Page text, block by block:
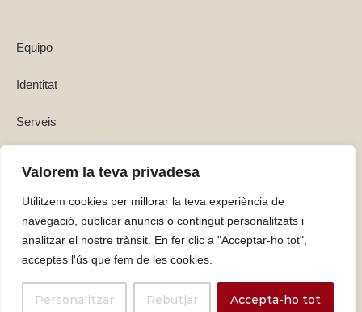
Valorem la teva privadesa
Utilitzem cookies per millorar la teva experiència de
navegació, publicar anuncis o contingut personalitzats i
analitzar el nostre trànsit. En fer clic a "Acceptar-ho tot",
acceptes l'ús que fem de les cookies.
Personalitzar Rebutjar Accepta-ho tot
Equipo
Identitat
Serveis
Graceful Theme byOptima Themes